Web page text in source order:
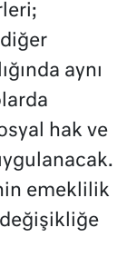
aynı
hak ve
emeklilik